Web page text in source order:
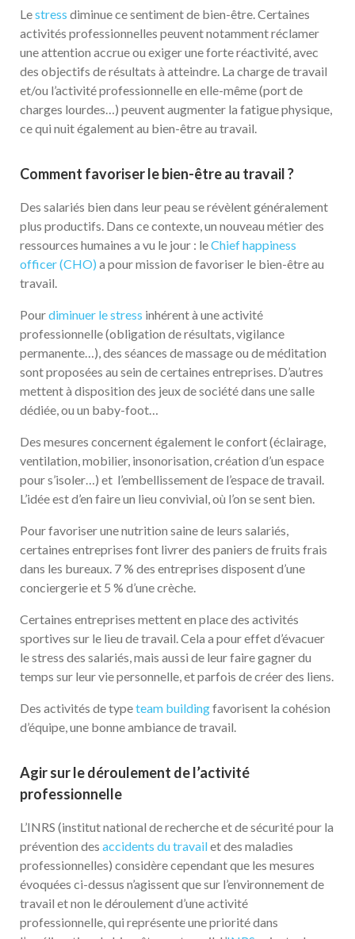
Lestress diminue ce sentiment de bien-être. Certaines
activités professionnelles peuvent notamment réclamer
une attention accrue ou exiger une forte réactivité, avec
des objectifs de résultats à atteindre. La charge de travail
et/ou l’activité professionnelle en elle-même (port de
charges lourdes…) peuvent augmenter la fatigue physique,
ce qui nuit également au bien-être au travail.
Comment favoriser le bien-être au travail ?
Des salariés bien dans leur peau se révèlent généralement
plus productifs. Dans ce contexte, un nouveau métier des
ressources humaines a vu le jour : leChief happiness
officer (CHO) a pour mission de favoriser le bien-être au
travail.
Pourdiminuer le stress inhérent à une activité
professionnelle (obligation de résultats, vigilance
permanente…), des séances de massage ou de méditation
sont proposées au sein de certaines entreprises. D’autres
mettent à disposition des jeux de société dans une salle
dédiée, ou un baby-foot…
Des mesures concernent également le confort (éclairage,
ventilation, mobilier, insonorisation, création d’un espace
pour s’isoler…) et l’embellissement de l’espace de travail.
L’idée est d’en faire un lieu convivial, où l’on se sent bien.
Pour favoriser une nutrition saine de leurs salariés,
certaines entreprises font livrer des paniers de fruits frais
dans les bureaux. 7 % des entreprises disposent d’une
conciergerie et 5 % d’une crèche.
Certaines entreprises mettent en place des activités
sportives sur le lieu de travail. Cela a pour effet d’évacuer
le stress des salariés, mais aussi de leur faire gagner du
temps sur leur vie personnelle, et parfois de créer des liens.
Des activités de typeteam buildingfavorisent la cohésion
d’équipe, une bonne ambiance de travail.
Agir sur le déroulement de l’activité
professionnelle
L’INRS (institut national de recherche et de sécurité pour la
prévention des accidents du travailet des maladies
professionnelles) considère cependant que les mesures
évoquées ci-dessus n’agissent que sur l’environnement de
travail et non le déroulement d’une activité
professionnelle, qui représente une priorité dans